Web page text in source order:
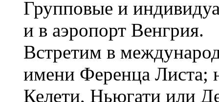
Групповые и
и в аэропорт Венгрия.
Встретим в
имени Ференца Листа;
Келети, Ньюгати или